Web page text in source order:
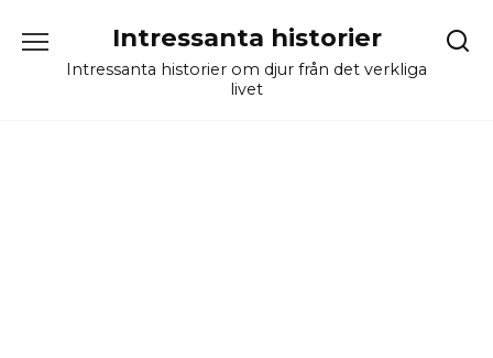
content
Intressanta historier
Intressanta historier om djur från det verkliga
livet